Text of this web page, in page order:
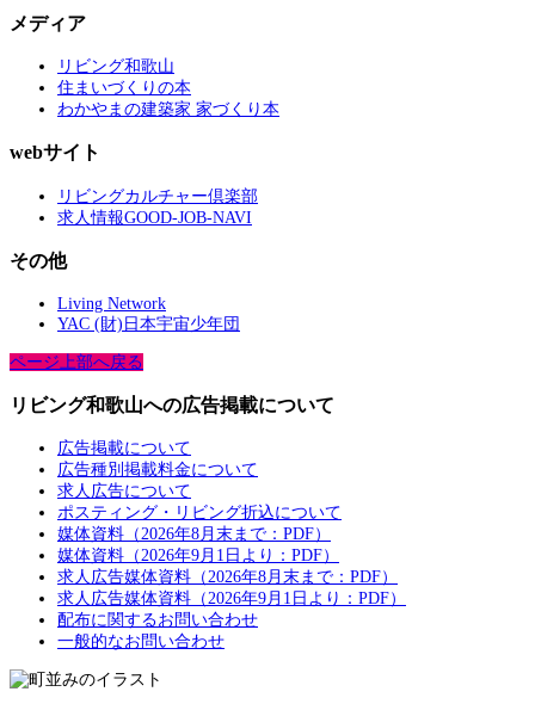
メディア
リビング和歌山
住まいづくりの本
わかやまの建築家 家づくり本
webサイト
リビングカルチャー倶楽部
求人情報GOOD-JOB-NAVI
その他
Living Network
YAC (財)日本宇宙少年団
ページ上部へ戻る
リビング和歌山への広告掲載について
広告掲載について
広告種別掲載料金について
求人広告について
ポスティング・リビング折込について
媒体資料（2026年8月末まで：PDF）
媒体資料（2026年9月1日より：PDF）
求人広告媒体資料（2026年8月末まで：PDF）
求人広告媒体資料（2026年9月1日より：PDF）
配布に関するお問い合わせ
一般的なお問い合わせ